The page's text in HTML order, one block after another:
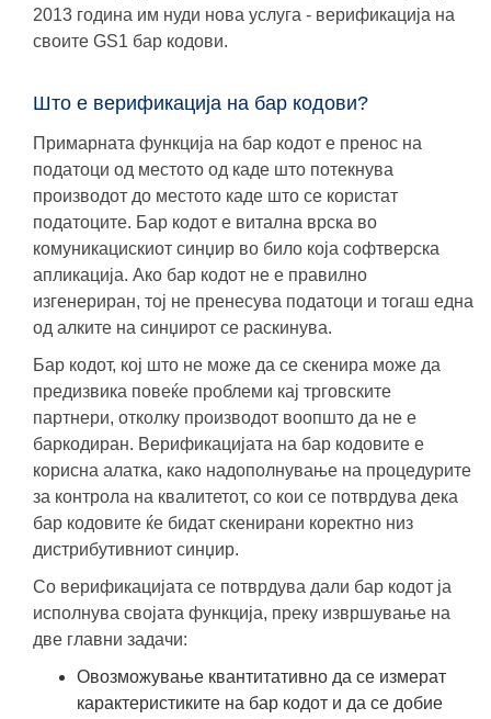
2013 година им нуди нова услуга - верификација на
своите GS1 бар кодови.
Што е верификација на бар кодови?
Примарната функција на бар кодот е пренос на
податоци од местото од каде што потекнува
производот до местото каде што се користат
податоците. Бар кодот е витална врска во
комуникацискиот синџир во било која софтверска
апликација. Ако бар кодот не е правилно
изгенериран, тој не пренесува податоци и тогаш една
од алките на синџирот се раскинува.
Бар кодот, кој што не може да се скенира може да
предизвика повеќе проблеми кај трговските
партнери, отколку производот воопшто да не е
баркодиран. Верификацијата на бар кодовите е
корисна алатка, како надополнување на процедурите
за контрола на квалитетот, со кои се потврдува дека
бар кодовите ќе бидат скенирани коректно низ
дистрибутивниот синџир.
Со верификацијата се потврдува дали бар кодот ја
исполнува својата функција, преку извршување на
две главни задачи:
Овозможување квантитативно да се измерат
карактеристиките на бар кодот и да се добие